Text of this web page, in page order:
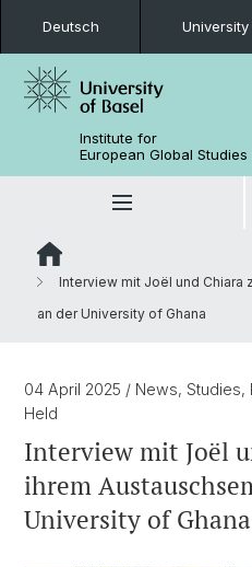
Deutsch
Institute for
European Global Studies
Interview mit Joël und Chiara
an der University of Ghana
04 April 2025 / News, Studies,
Held
Interview mit Joël
ihrem
University of Ghana